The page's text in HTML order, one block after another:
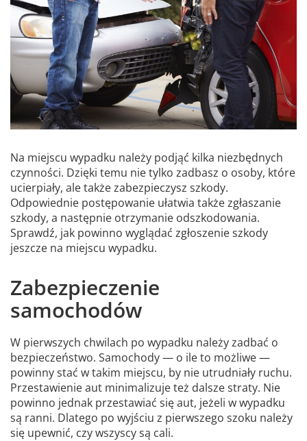
Na miejscu wypadku należy podjąć kilka niezbędnych
czynności. Dzięki temu nie tylko zadbasz o osoby, które
ucierpiały, ale także zabezpieczysz szkody.
Odpowiednie postępowanie ułatwia także zgłaszanie
szkody, a następnie otrzymanie odszkodowania.
Sprawdź, jak powinno wyglądać zgłoszenie szkody
jeszcze na miejscu wypadku.
Zabezpieczenie
samochodów
W pierwszych chwilach po wypadku należy zadbać o
bezpieczeństwo. Samochody — o ile to możliwe —
powinny stać w takim miejscu, by nie utrudniały ruchu.
Przestawienie aut minimalizuje też dalsze straty. Nie
powinno jednak przestawiać się aut, jeżeli w wypadku
są ranni. Dlatego po wyjściu z pierwszego szoku należy
się upewnić, czy wszyscy są cali.